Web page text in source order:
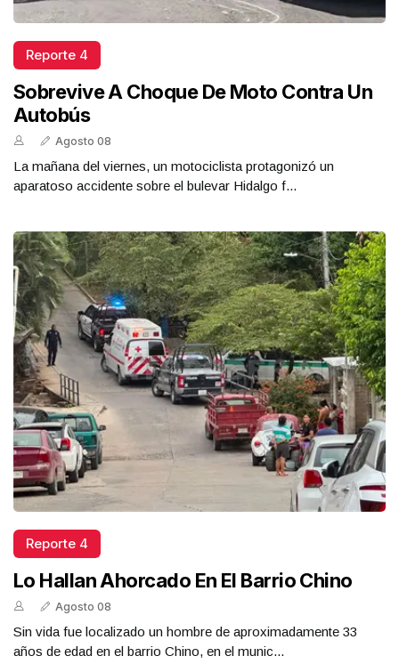
Reporte 4
Sobrevive A Choque De Moto Contra Un
Autobús
Agosto 08
La mañana del viernes, un motociclista protagonizó un
aparatoso accidente sobre el bulevar Hidalgo f...
Reporte 4
Lo Hallan Ahorcado En El Barrio Chino
Agosto 08
Sin vida fue localizado un hombre de aproximadamente 33
años de edad en el barrio Chino, en el munic...